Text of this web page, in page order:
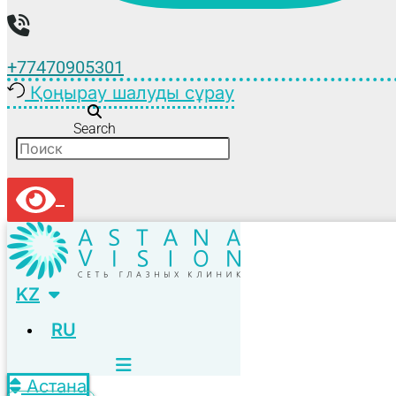
+77470905301
Қоңырау шалуды сұрау
Search
KZ
RU
Астана